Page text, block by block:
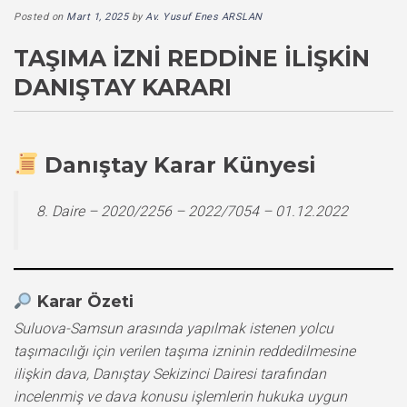
Posted on Mart 1, 2025byAv. Yusuf Enes ARSLAN
TAŞIMA İZNI REDDINE İLIŞKIN
DANIŞTAY KARARI
Danıştay Karar Künyesi
8. Daire – 2020/2256 – 2022/7054 – 01.12.2022
Karar Özeti
Suluova-Samsun arasında yapılmak istenen yolcu
taşımacılığı için verilen taşıma izninin reddedilmesine
ilişkin dava, Danıştay Sekizinci Dairesi tarafından
incelenmiş ve dava konusu işlemlerin hukuka uygun